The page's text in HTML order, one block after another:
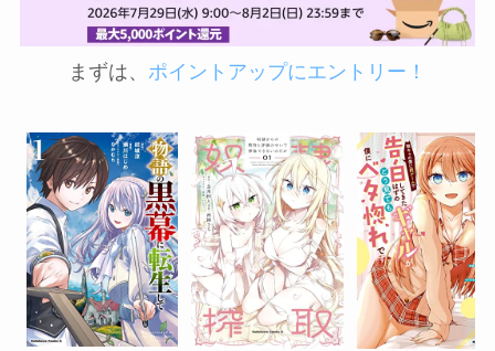
まずは、 ポイントアップにエントリー！